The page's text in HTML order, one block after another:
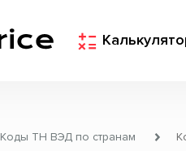
Коды ТН ВЭД по странам